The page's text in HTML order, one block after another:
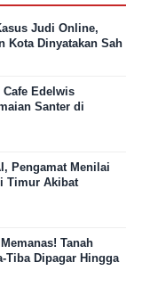
Judi Online,
Kota Dinyatakan Sah
Cafe Edelwis
Santer di
Pengamat Menilai
Timur Akibat
Tanah
Tiba Dipagar Hingga